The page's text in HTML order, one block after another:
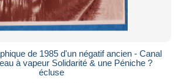
de 1985 d'un négatif ancien - Canal
à vapeur Solidarité & une Péniche ?
écluse